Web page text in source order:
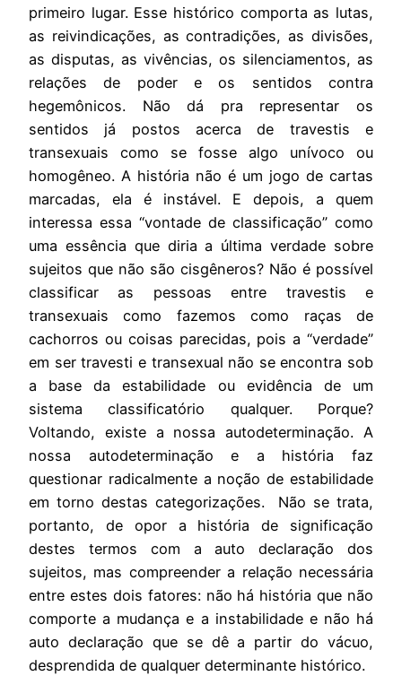
primeiro lugar. Esse histórico comporta as lutas,
as reivindicações, as contradições, as divisões,
as disputas, as vivências, os silenciamentos, as
relações de poder e os sentidos contra
hegemônicos. Não dá pra representar os
sentidos já postos acerca de travestis e
transexuais como se fosse algo unívoco ou
homogêneo. A história não é um jogo de cartas
marcadas, ela é instável. E depois, a quem
interessa essa “vontade de classificação” como
uma essência que diria a última verdade sobre
sujeitos que não são cisgêneros? Não é possível
classificar as pessoas entre travestis e
transexuais como fazemos como raças de
cachorros ou coisas parecidas, pois a “verdade”
em ser travesti e transexual não se encontra sob
a base da estabilidade ou evidência de um
sistema classificatório qualquer. Porque?
Voltando, existe a nossa autodeterminação. A
nossa autodeterminação e a história faz
questionar radicalmente a noção de estabilidade
em torno destas categorizações. Não se trata,
portanto, de opor a história de significação
destes termos com a auto declaração dos
sujeitos, mas compreender a relação necessária
entre estes dois fatores: não há história que não
comporte a mudança e a instabilidade e não há
auto declaração que se dê a partir do vácuo,
desprendida de qualquer determinante histórico.